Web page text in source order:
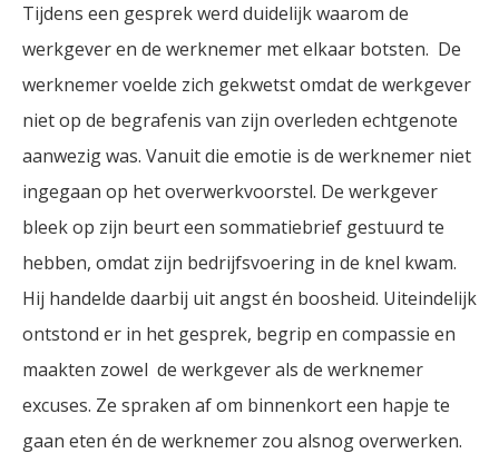
Tijdens een gesprek werd duidelijk waarom de
werkgever en de werknemer met elkaar botsten. De
werknemer voelde zich gekwetst omdat de werkgever
niet op de begrafenis van zijn overleden echtgenote
aanwezig was. Vanuit die emotie is de werknemer niet
ingegaan op het overwerkvoorstel. De werkgever
bleek op zijn beurt een sommatiebrief gestuurd te
hebben, omdat zijn bedrijfsvoering in de knel kwam.
Hij handelde daarbij uit angst én boosheid. Uiteindelijk
ontstond er in het gesprek, begrip en compassie en
maakten zowel de werkgever als de werknemer
excuses. Ze spraken af om binnenkort een hapje te
gaan eten én de werknemer zou alsnog overwerken.